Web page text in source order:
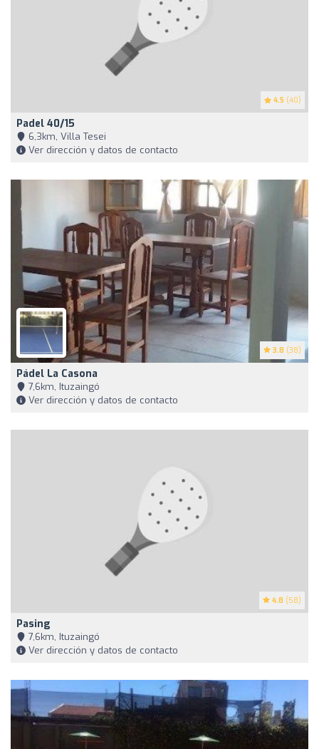
4.5 (40)
Padel 40/15
6,3km, Villa Tesei
Ver dirección y datos de contacto
3.8 (38)
Pádel La Casona
7,6km, Ituzaingó
Ver dirección y datos de contacto
4.8 (58)
Pasing
7,6km, Ituzaingó
Ver dirección y datos de contacto